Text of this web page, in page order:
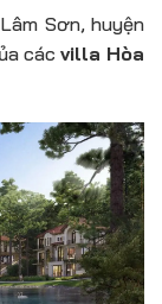
Sơn, huyện
các villa Hòa